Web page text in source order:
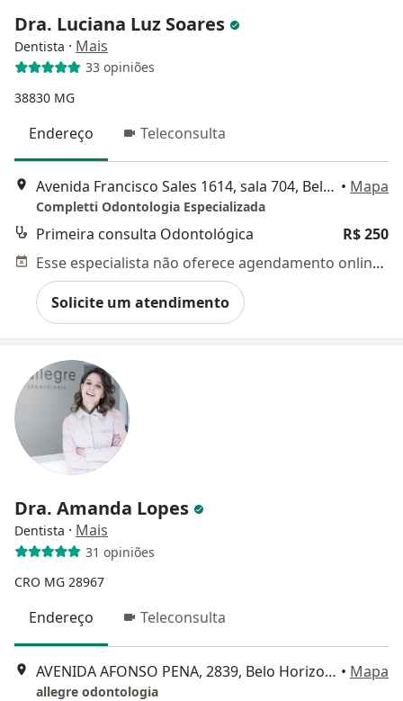
Dra. Luciana Luz Soares
Dentista · Mais
33 opiniões
38830 MG
Endereço Teleconsulta
Avenida Francisco Sales 1614, sala 704, Belo Horizonte • Mapa
Completti Odontologia Especializada
Primeira consulta Odontológica
R$ 250
Esse especialista não oferece agendamento online para esse endereço.
Solicite um atendimento
Dra. Amanda Lopes
Dentista · Mais
31 opiniões
CRO MG 28967
Endereço Teleconsulta
AVENIDA AFONSO PENA, 2839, Belo Horizonte • Mapa
allegre odontologia